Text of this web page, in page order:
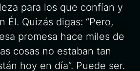
para los que confían y
Él. Quizás digas: “Pero,
promesa hace miles de
cosas no estaban tan
hoy en día”. Puede ser.